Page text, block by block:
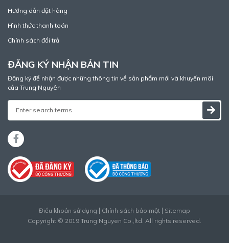
Hướng dẫn đặt hàng
Hình thức thanh toán
Chính sách đổi trả
ĐĂNG KÝ NHẬN BẢN TIN
Đăng ký để nhận được những thông tin về sản phẩm mới và khuyến mãi
của Trung Nguyên
Điều khoản sử dụng Chính sách bảo mật
Sitemap
Copyright © 2019 Trung Nguyen Co.,ltd. All rights reserved.